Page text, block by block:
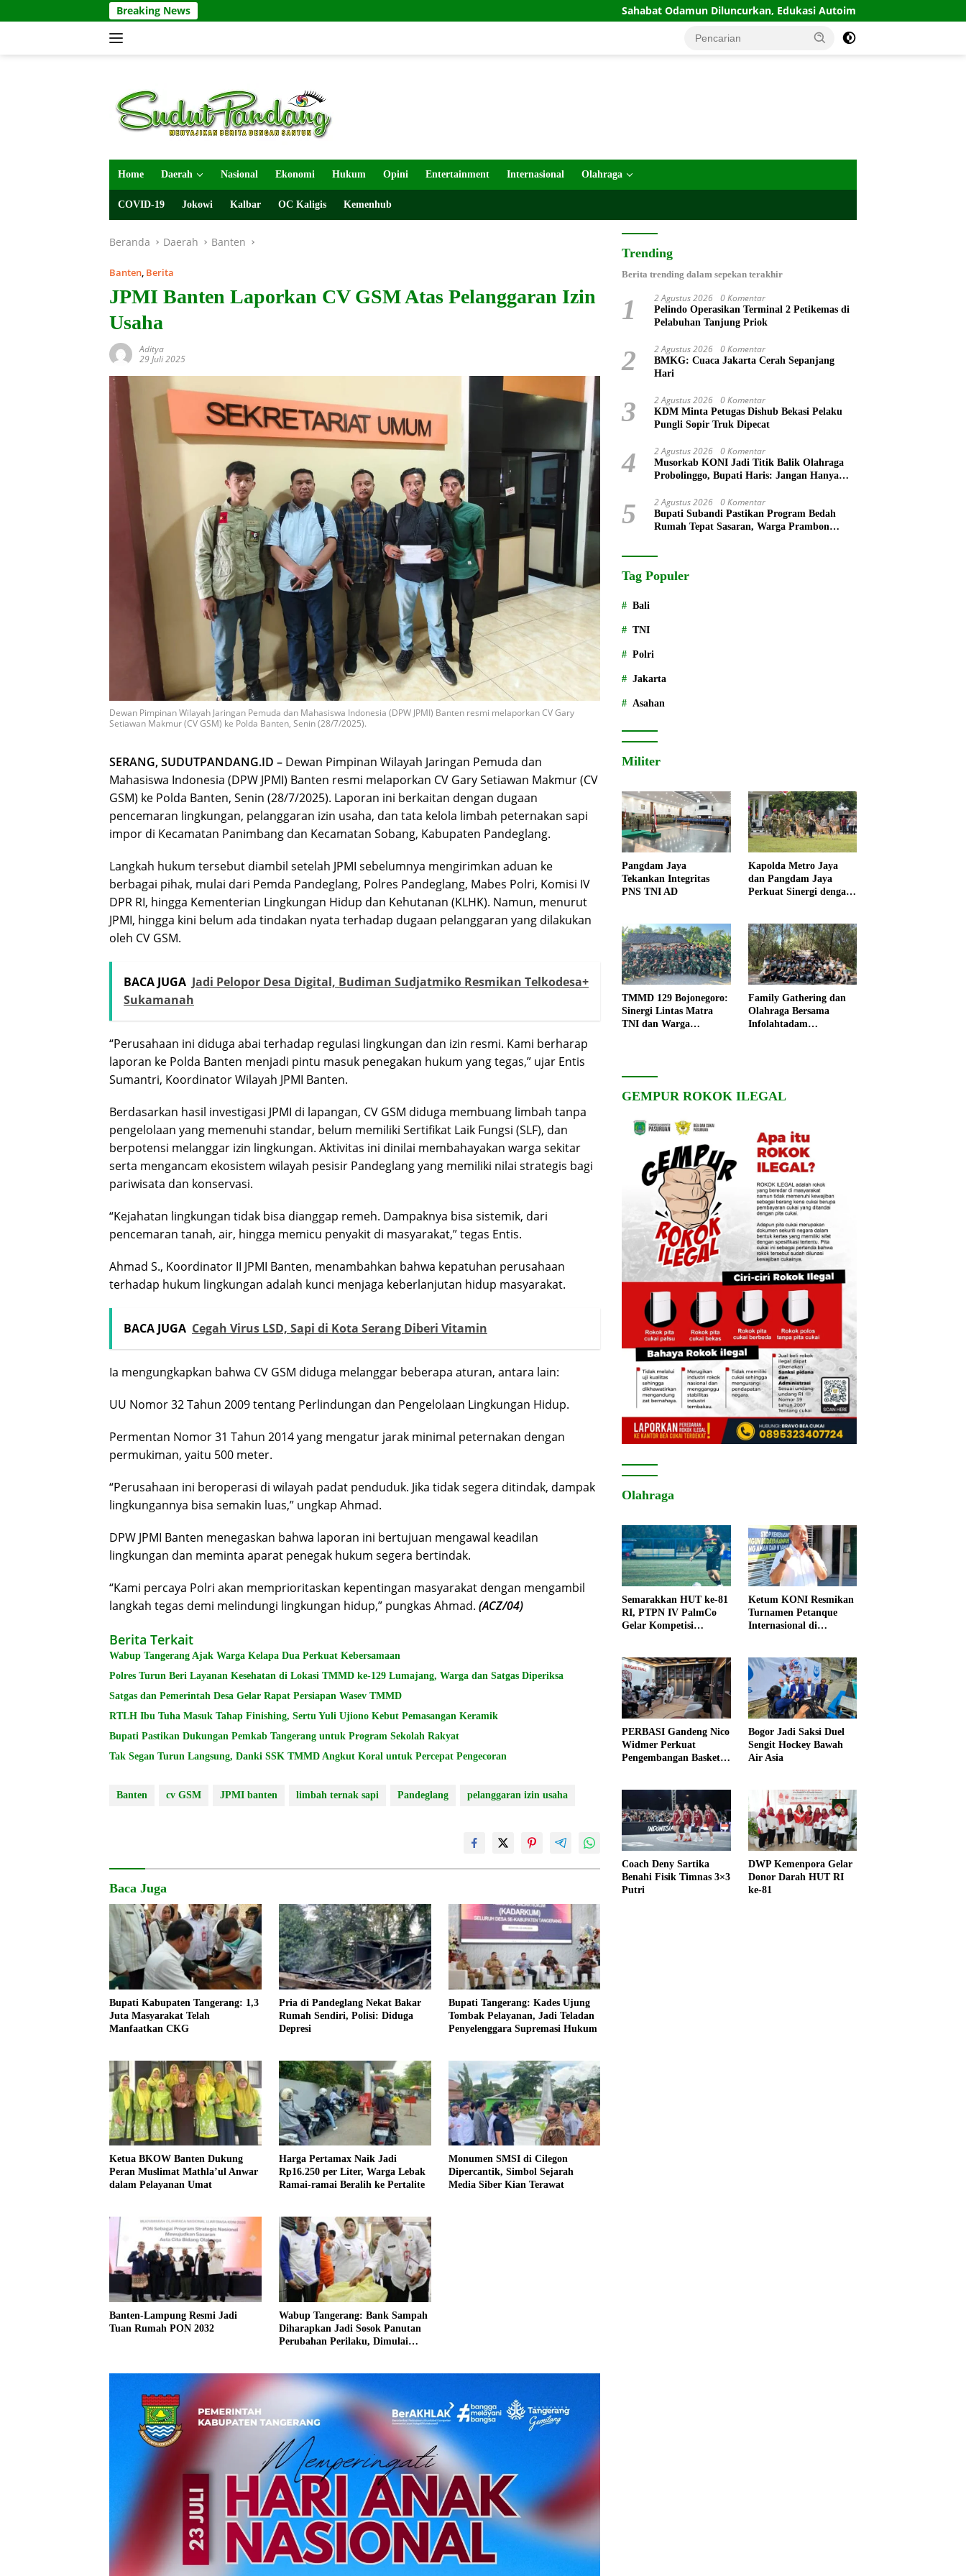
ke
Breaking News Sahabat Odamun Diluncurkan, Edukasi Autoimun Diperkuat
Home Daerah Nasional Ekonomi Hukum Opini Entertainment Internasional Olahraga
COVID-19 Jokowi Kalbar OC Kaligis Kemenhub
Beranda Daerah Banten
Banten, Berita
JPMI Banten Laporkan CV GSM Atas Pelanggaran Izin
Usaha
Aditya
29 Juli 2025
Dewan Pimpinan Wilayah Jaringan Pemuda dan Mahasiswa Indonesia (DPW JPMI) Banten resmi melaporkan CV Gary
Setiawan Makmur (CV GSM) ke Polda Banten, Senin (28/7/2025).
SERANG, SUDUTPANDANG.ID – Dewan Pimpinan Wilayah Jaringan Pemuda dan
Mahasiswa Indonesia (DPW JPMI) Banten resmi melaporkan CV Gary Setiawan Makmur (CV
GSM) ke Polda Banten, Senin (28/7/2025). Laporan ini berkaitan dengan dugaan
pencemaran lingkungan, pelanggaran izin usaha, dan tata kelola limbah peternakan sapi
impor di Kecamatan Panimbang dan Kecamatan Sobang, Kabupaten Pandeglang.
Langkah hukum tersebut diambil setelah JPMI sebelumnya mengirimkan aduan ke
berbagai pihak, mulai dari Pemda Pandeglang, Polres Pandeglang, Mabes Polri, Komisi IV
DPR RI, hingga Kementerian Lingkungan Hidup dan Kehutanan (KLHK). Namun, menurut
JPMI, hingga kini belum ada tindakan nyata terhadap dugaan pelanggaran yang dilakukan
oleh CV GSM.
BACA JUGA Jadi Pelopor Desa Digital, Budiman Sudjatmiko Resmikan Telkodesa+
Sukamanah
“Perusahaan ini diduga abai terhadap regulasi lingkungan dan izin resmi. Kami berharap
laporan ke Polda Banten menjadi pintu masuk penegakan hukum yang tegas,” ujar Entis
Sumantri, Koordinator Wilayah JPMI Banten.
Berdasarkan hasil investigasi JPMI di lapangan, CV GSM diduga membuang limbah tanpa
pengelolaan yang memenuhi standar, belum memiliki Sertifikat Laik Fungsi (SLF), dan
berpotensi melanggar izin lingkungan. Aktivitas ini dinilai membahayakan warga sekitar
serta mengancam ekosistem wilayah pesisir Pandeglang yang memiliki nilai strategis bagi
pariwisata dan konservasi.
“Kejahatan lingkungan tidak bisa dianggap remeh. Dampaknya bisa sistemik, dari
pencemaran tanah, air, hingga memicu penyakit di masyarakat,” tegas Entis.
Ahmad S., Koordinator II JPMI Banten, menambahkan bahwa kepatuhan perusahaan
terhadap hukum lingkungan adalah kunci menjaga keberlanjutan hidup masyarakat.
BACA JUGA Cegah Virus LSD, Sapi di Kota Serang Diberi Vitamin
Ia mengungkapkan bahwa CV GSM diduga melanggar beberapa aturan, antara lain:
UU Nomor 32 Tahun 2009 tentang Perlindungan dan Pengelolaan Lingkungan Hidup.
Permentan Nomor 31 Tahun 2014 yang mengatur jarak minimal peternakan dengan
permukiman, yaitu 500 meter.
“Perusahaan ini beroperasi di wilayah padat penduduk. Jika tidak segera ditindak, dampak
lingkungannya bisa semakin luas,” ungkap Ahmad.
DPW JPMI Banten menegaskan bahwa laporan ini bertujuan mengawal keadilan
lingkungan dan meminta aparat penegak hukum segera bertindak.
“Kami percaya Polri akan memprioritaskan kepentingan masyarakat dengan mengambil
langkah tegas demi melindungi lingkungan hidup,” pungkas Ahmad. (ACZ/04)
Berita Terkait
Wabup Tangerang Ajak Warga Kelapa Dua Perkuat Kebersamaan
Polres Turun Beri Layanan Kesehatan di Lokasi TMMD ke-129 Lumajang, Warga dan Satgas Diperiksa
Satgas dan Pemerintah Desa Gelar Rapat Persiapan Wasev TMMD
RTLH Ibu Tuha Masuk Tahap Finishing, Sertu Yuli Ujiono Kebut Pemasangan Keramik
Bupati Pastikan Dukungan Pemkab Tangerang untuk Program Sekolah Rakyat
Tak Segan Turun Langsung, Danki SSK TMMD Angkut Koral untuk Percepat Pengecoran
Banten cv GSM JPMI banten limbah ternak sapi Pandeglang pelanggaran izin usaha
Baca Juga
Bupati Kabupaten Tangerang: 1,3
Juta Masyarakat Telah
Manfaatkan CKG
Pria di Pandeglang Nekat Bakar
Rumah Sendiri, Polisi: Diduga
Depresi
Bupati Tangerang: Kades Ujung
Tombak Pelayanan, Jadi Teladan
Penyelenggara Supremasi Hukum
Ketua BKOW Banten Dukung
Peran Muslimat Mathla’ul Anwar
dalam Pelayanan Umat
Harga Pertamax Naik Jadi
Rp16.250 per Liter, Warga Lebak
Ramai-ramai Beralih ke Pertalite
Monumen SMSI di Cilegon
Dipercantik, Simbol Sejarah
Media Siber Kian Terawat
Banten-Lampung Resmi Jadi
Tuan Rumah PON 2032
Wabup Tangerang: Bank Sampah
Diharapkan Jadi Sosok Panutan
Perubahan Perilaku, Dimulai
Trending
Berita trending dalam sepekan terakhir
1 2 Agustus 2026 0 Komentar
Pelindo Operasikan Terminal 2 Petikemas di
Pelabuhan Tanjung Priok
2 2 Agustus 2026 0 Komentar
BMKG: Cuaca Jakarta Cerah Sepanjang
Hari
3 2 Agustus 2026 0 Komentar
KDM Minta Petugas Dishub Bekasi Pelaku
Pungli Sopir Truk Dipecat
4 2 Agustus 2026 0 Komentar
Musorkab KONI Jadi Titik Balik Olahraga
Probolinggo, Bupati Haris: Jangan Hanya
5 2 Agustus 2026 0 Komentar
Bupati Subandi Pastikan Program Bedah
Rumah Tepat Sasaran, Warga Prambon
Tag Populer
Bali
TNI
Polri
Jakarta
Asahan
Militer
Pangdam Jaya
Tekankan Integritas
PNS TNI AD
Kapolda Metro Jaya
dan Pangdam Jaya
Perkuat Sinergi dengan
TMMD 129 Bojonegoro:
Sinergi Lintas Matra
TNI dan Warga
Family Gathering dan
Olahraga Bersama
Infolahtadam
GEMPUR ROKOK ILEGAL
Olahraga
Semarakkan HUT ke-81
RI, PTPN IV PalmCo
Gelar Kompetisi
Ketum KONI Resmikan
Turnamen Petanque
Internasional di
PERBASI Gandeng Nico
Widmer Perkuat
Pengembangan Basket
Bogor Jadi Saksi Duel
Sengit Hockey Bawah
Air Asia
Coach Deny Sartika
Benahi Fisik Timnas 3×3
Putri
DWP Kemenpora Gelar
Donor Darah HUT RI
ke-81